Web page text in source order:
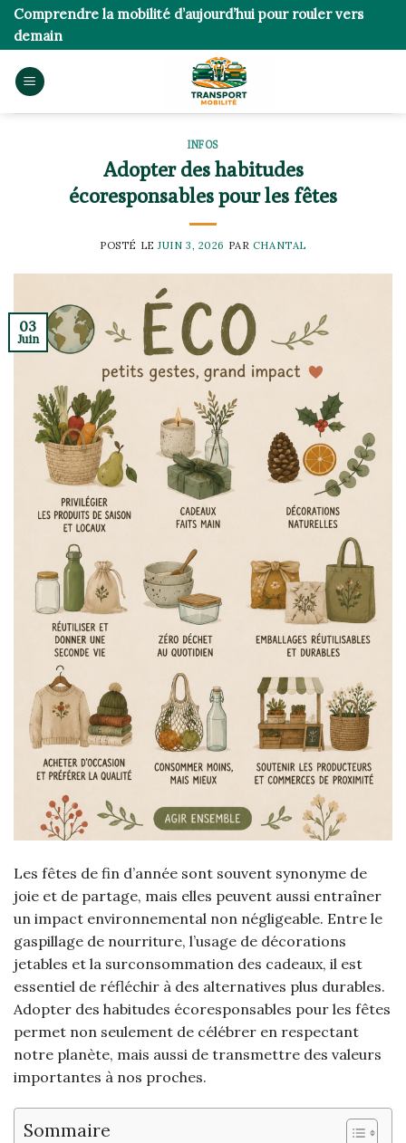
Skip
content
Comprendre la mobilité d’aujourd’hui pour rouler vers
demain
INFOS
Adopter des habitudes
écoresponsables pour les fêtes
POSTÉ LEJUIN 3, 2026 PAR CHANTAL
03
Juin
Les fêtes de fin d’année sont souvent synonyme de
joie et de partage, mais elles peuvent aussi entraîner
un impact environnemental non négligeable. Entre le
gaspillage de nourriture, l’usage de décorations
jetables et la surconsommation des cadeaux, il est
essentiel de réfléchir à des alternatives plus durables.
Adopter des habitudes écoresponsables pour les fêtes
permet non seulement de célébrer en respectant
notre planète, mais aussi de transmettre des valeurs
importantes à nos proches.
Sommaire